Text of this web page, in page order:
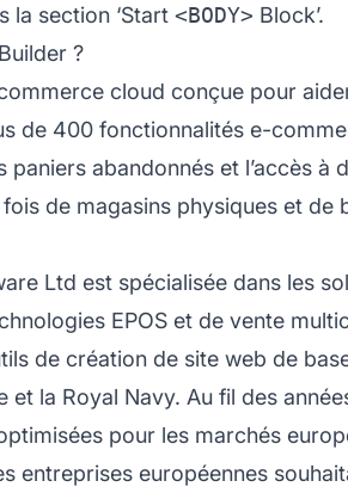
la section ‘Start <BODY> Block’.
?
cloud conçue pour
de 400 fonctionnalités e-
paniers abandonnés et l’accès
de magasins physiques et
Ltd est spécialisée dans les
EPOS et de vente
de création de site web de
et la Royal Navy. Au fil des
pour les marchés
entreprises européennes